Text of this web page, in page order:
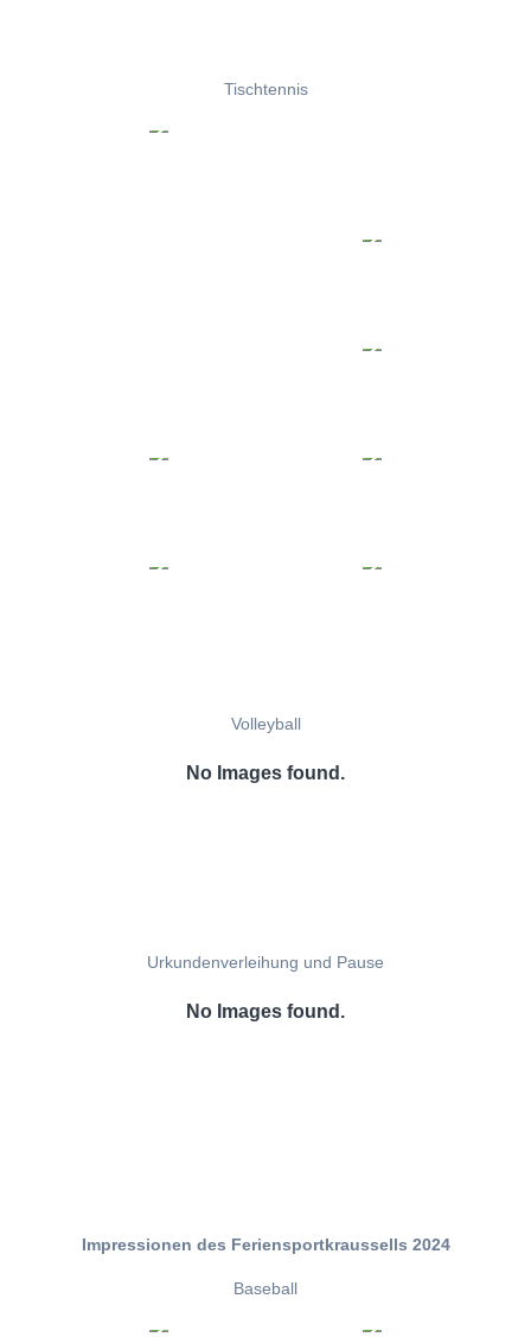
Tischtennis
Volleyball
No Images found.
Urkundenverleihung und Pause
No Images found.
Impressionen des Feriensportkraussells 2024
Baseball